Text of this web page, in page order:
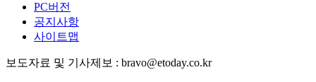
PC버전
공지사항
사이트맵
보도자료 및 기사제보 : bravo@etoday.co.kr